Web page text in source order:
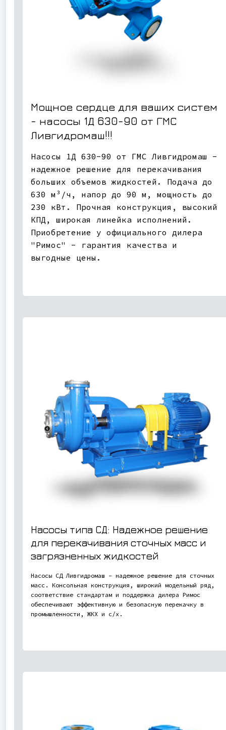
Мощное сердце для ваших систем
- насосы 1Д 630-90 от ГМС
Ливгидромаш!!!
Насосы 1Д 630-90 от ГМС Ливгидромаш -
надежное решение для перекачивания
больших объемов жидкостей. Подача до
630 м³/ч, напор до 90 м, мощность до
230 кВт. Прочная конструкция, высокий
КПД, широкая линейка исполнений.
Приобретение у официального дилера
"Римос" - гарантия качества и
выгодные цены.
Насосы типа СД: Надежное решение
для перекачивания сточных масс и
загрязненных жидкостей
Насосы СД Ливгидромаш – надежное решение для сточных
масс. Консольная конструкция, широкий модельный ряд,
соответствие стандартам и поддержка дилера Римос
обеспечивают эффективную и безопасную перекачку в
промышленности, ЖКХ и с/х.